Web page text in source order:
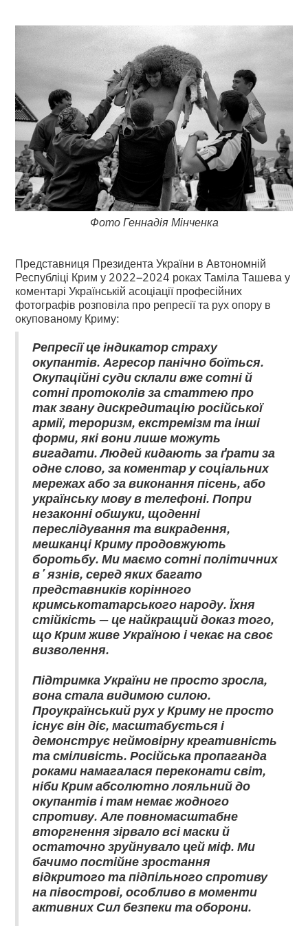
Фото Геннадія Мінченка
Представниця Президента України в Автономній
Республіці Крим у 2022–2024 роках Таміла Ташева у
коментарі Українській асоціації професійних
фотографів розповіла про репресії та рух опору в
окупованому Криму:
Репресії це індикатор страху
окупантів. Агресор панічно боїться.
Окупаційні суди склали вже сотні й
сотні протоколів за статтею про
так звану дискредитацію російської
армії, тероризм, екстремізм та інші
форми, які вони лише можуть
вигадати. Людей кидають за ґрати за
одне слово, за коментар у соціальних
мережах або за виконання пісень, або
українську мову в телефоні. Попри
незаконні обшуки, щоденні
переслідування та викрадення,
мешканці Криму продовжують
боротьбу. Ми маємо сотні політичних
вʼязнів, серед яких багато
представників корінного
кримськотатарського народу. Їхня
стійкість — це найкращий доказ того,
що Крим живе Україною і чекає на своє
визволення.
Підтримка України не просто зросла,
вона стала видимою силою.
Проукраїнський рух у Криму не просто
існує він діє, масштабується і
демонструє неймовірну креативність
та сміливість. Російська пропаганда
роками намагалася переконати світ,
ніби Крим абсолютно лояльний до
окупантів і там немає жодного
спротиву. Але повномасштабне
вторгнення зірвало всі маски й
остаточно зруйнувало цей міф. Ми
бачимо постійне зростання
відкритого та підпільного спротиву
на півострові, особливо в моменти
активних Сил безпеки та оборони.